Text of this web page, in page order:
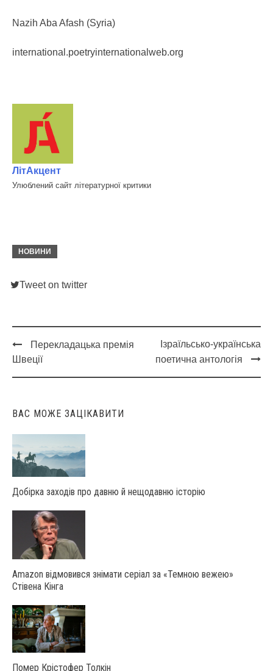
Nazih Aba Afash (Syria)
international.poetryinternationalweb.org
ЛітАкцент
Улюблений сайт літературної критики
НОВИНИ
Tweet on twitter
Post
navigation
Перекладацька премія
Швеції
Ізраїльсько-українська
поетична антологія
ВАС МОЖЕ ЗАЦІКАВИТИ
Добірка заходів про давню й нещодавню історію
Amazon відмовився знімати серіал за «Темною вежею»
Стівена Кінга
Помер Крістофер Толкін